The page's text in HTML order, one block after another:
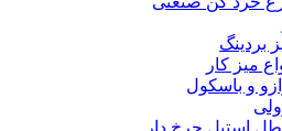
بردینگ
میز کار
و باسکول
استیل چرخ دار